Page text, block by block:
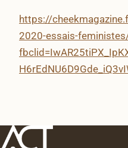
https://
2020-essais-